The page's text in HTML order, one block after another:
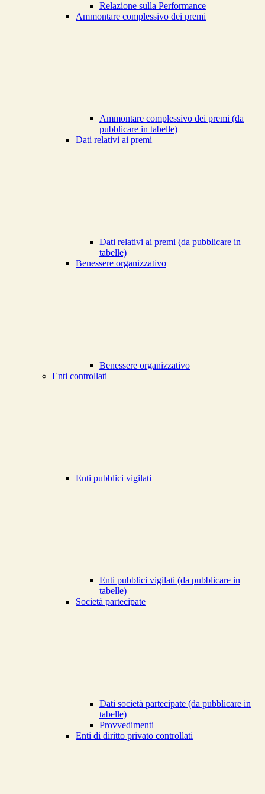
Relazione sulla Performance
Ammontare complessivo dei premi
Ammontare complessivo dei premi (da
pubblicare in tabelle)
Dati relativi ai premi
Dati relativi ai premi (da pubblicare in
tabelle)
Benessere organizzativo
Benessere organizzativo
Enti controllati
Enti pubblici vigilati
Enti pubblici vigilati (da pubblicare in
tabelle)
Società partecipate
Dati società partecipate (da pubblicare in
tabelle)
Provvedimenti
Enti di diritto privato controllati